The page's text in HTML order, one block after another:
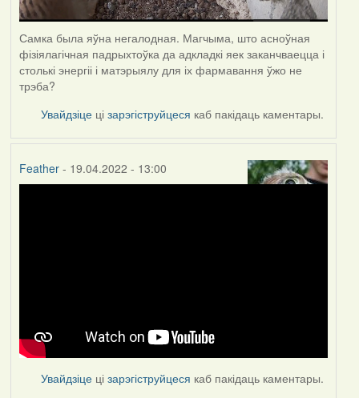
Самка была яўна негалодная. Магчыма, што асноўная
фізіялагічная падрыхтоўка да адкладкі яек заканчваецца і
столькі энергіі і матэрыялу для іх фармавання ўжо не
трэба?
Увайдзіце цізарэгіструйцеся каб пакідаць каментары.
Feather- 19.04.2022 - 13:00
Увайдзіце цізарэгіструйцеся каб пакідаць каментары.